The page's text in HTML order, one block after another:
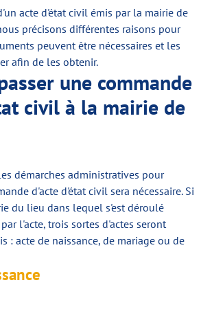
acte d'état civil émis par la mairie de
précisons différentes raisons pour
peuvent être nécessaires et les
afin de les obtenir.
une commande
civil à la mairie de
démarches administratives pour
d'acte d'état civil sera nécessaire. Si
du lieu dans lequel s'est déroulé
l'acte, trois sortes d'actes seront
: acte de naissance, de mariage ou de